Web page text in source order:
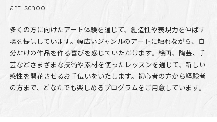
art school
多くの方に向けたアート体験を通じて、創造性や表現力を伸ばす
場を提供しています。幅広いジャンルのアートに触れながら、自
分だけの作品を作る喜びを感じていただけます。絵画、陶芸、手
芸などさまざまな技術や素材を使ったレッスンを通じて、新しい
感性を開花させるお手伝いをいたします。初心者の方から経験者
の方まで、どなたでも楽しめるプログラムをご用意しています。